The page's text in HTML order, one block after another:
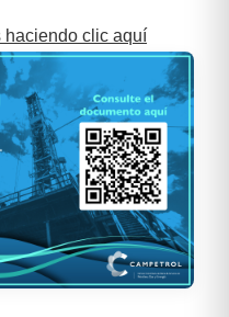
haciendo clic aquí